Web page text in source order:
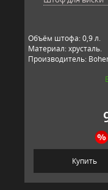
Объём штофа: 0,9 л.
Материал: хрусталь.
Производитель:
Купить